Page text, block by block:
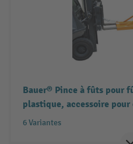
Bauer® Pince à fûts pour
plastique, accessoire
6 Variantes